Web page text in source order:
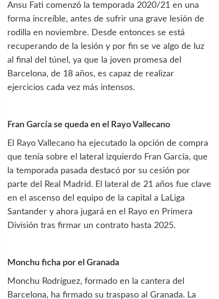
Ansu Fati comenzó la temporada 2020/21 en una
forma increíble, antes de sufrir una grave lesión de
rodilla en noviembre. Desde entonces se está
recuperando de la lesión y por fin se ve algo de luz
al final del túnel, ya que la joven promesa del
Barcelona, de 18 años, es capaz de realizar
ejercicios cada vez más intensos.
Fran García se queda en el Rayo Vallecano
El Rayo Vallecano ha ejecutado la opción de compra
que tenía sobre el lateral izquierdo Fran García, que
la temporada pasada destacó por su cesión por
parte del Real Madrid. El lateral de 21 años fue clave
en el ascenso del equipo de la capital a LaLiga
Santander y ahora jugará en el Rayo en Primera
División tras firmar un contrato hasta 2025.
Monchu ficha por el Granada
Monchu Rodríguez, formado en la cantera del
Barcelona, ha firmado su traspaso al Granada. La